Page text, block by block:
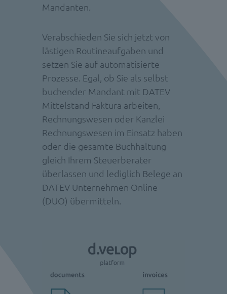
Mandanten.
Verabschieden Sie sich jetzt von
lästigen Routineaufgaben und
setzen Sie auf automatisierte
Prozesse. Egal, ob Sie als selbst
buchender Mandant mit DATEV
Mittelstand Faktura arbeiten,
Rechnungswesen oder Kanzlei
Rechnungswesen im Einsatz haben
oder die gesamte Buchhaltung
gleich Ihrem Steuerberater
überlassen und lediglich Belege an
DATEV Unternehmen Online
(DUO) übermitteln.